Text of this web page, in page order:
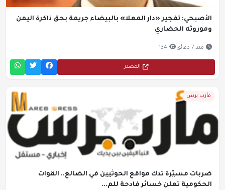
الأصبحي: تفجير «دار المعلا» بالبيضاء جريمة بحق ذاكرة اليمن
وموروثه الحضاري
منذ 7 دقائق 134
المصدر
مأرب برس
ضربات مسيّرة تدك مواقع الحوثيين في الضالع.. القوات
الحكومية تعلن خسائر فادحة للم...